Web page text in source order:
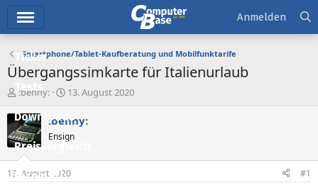
Ticker
Tests
Downloads
Preisvergleich
Forum
Anmelden
Smartphone/Tablet-Kaufberatung und Mobilfunktarife
Übergangssimkarte für Italienurlaub
E
s
t
e
e
:benny:
E
s
e
l
t
13. August 2020
:benny:
Ensign
13. August 2020 #1